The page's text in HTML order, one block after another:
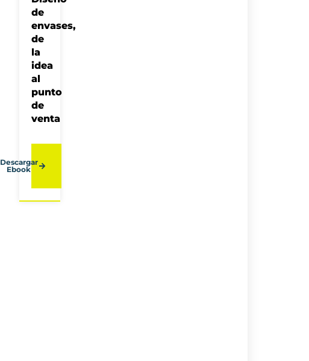
de
envases,
de
la
idea
al
punto
de
venta
Descargar
Ebook